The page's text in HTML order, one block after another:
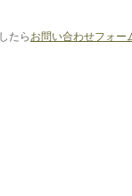
たら お問い合わせフォー